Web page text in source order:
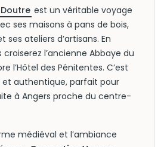
est un véritable voyage
ses maisons à pans de bois,
ses ateliers d’artisans. En
l’ancienne Abbaye du
l’Hôtel des Pénitentes. C’est
authentique, parfait pour
à Angers proche du centre-
médiéval et l’ambiance